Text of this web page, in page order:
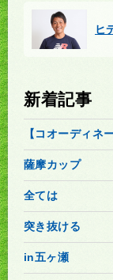
ヒ
新着記事
【コオーディネ
薩摩カップ
全ては
突き抜ける
in五ヶ瀬